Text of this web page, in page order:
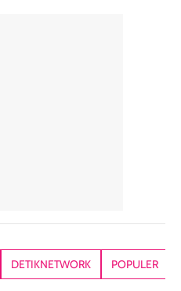
DETIKNETWORK POPULER